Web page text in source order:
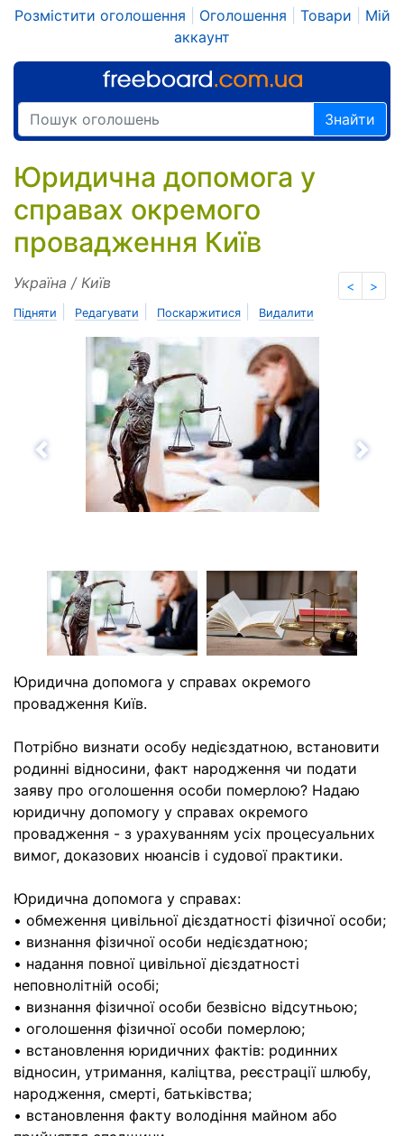
Розмістити оголошення Оголошення Товари
Мій
аккаунт
Знайти
Юридична допомога у
справах окремого
провадження Київ
< >
Україна / Київ
Підняти Редагувати Поскаржитися Видалити
Назад
Юридична допомога у справах окремого
провадження Київ.
Потрібно визнати особу недієздатною, встановити
родинні відносини, факт народження чи подати
заяву про оголошення особи померлою? Надаю
юридичну допомогу у справах окремого
провадження - з урахуванням усіх процесуальних
вимог, доказових нюансів і судової практики.
Юридична допомога у справах:
• обмеження цивільної дієздатності фізичної особи;
• визнання фізичної особи недієздатною;
• надання повної цивільної дієздатності
неповнолітній особі;
• визнання фізичної особи безвісно відсутньою;
• оголошення фізичної особи померлою;
• встановлення юридичних фактів: родинних
відносин, утримання, каліцтва, реєстрації шлюбу,
народження, смерті, батьківства;
• встановлення факту володіння майном або